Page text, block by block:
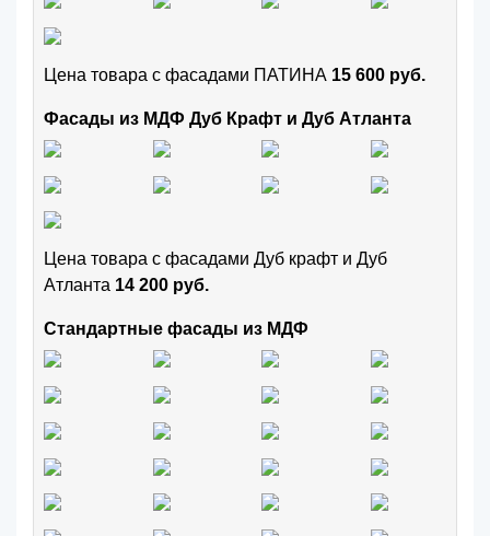
Цена товара с фасадами ПАТИНА 15 600 руб.
Фасады из МДФ Дуб Крафт и Дуб Атланта
Цена товара с фасадами Дуб крафт и Дуб
Атланта 14 200 руб.
Стандартные фасады из МДФ